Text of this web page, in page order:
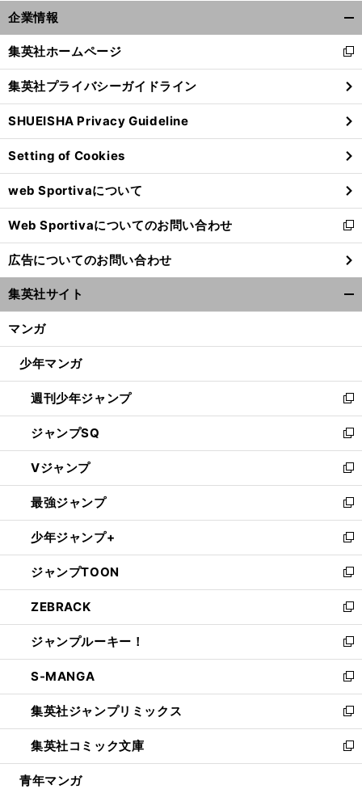
企業情報
閉
る
集英社ホームページ
新
し
い
ウ
ィ
ン
ド
ウ
で
開
く
集英社プライバシーガイドライン
SHUEISHA Privacy Guideline
Setting of Cookies
web Sportivaについて
Web Sportivaについてのお問い合わせ
新
し
い
ウ
ィ
ン
ウ
開
く
広告についてのお問い合わせ
集英社サイト
マンガ
少年マンガ
週刊少年ジャンプ
新
し
い
ウ
ィ
ン
ド
ウ
で
開
く
ジャンプSQ
新
し
い
ウ
ィ
ン
ド
ウ
で
開
く
Vジャンプ
新
し
い
ウ
ィ
ン
ド
ウ
で
開
く
最強ジャンプ
新
し
い
ウ
ィ
ン
ド
ウ
で
開
く
少年ジャンプ+
新
し
い
ウ
ィ
ン
ド
ウ
で
開
く
ジャンプTOON
新
し
い
ウ
ィ
ン
ド
ウ
で
開
く
ZEBRACK
新
し
い
ウ
ィ
ン
ド
ウ
で
開
ジャンプルーキー！
新
し
い
ウ
ィ
ン
ド
ウ
S-MANGA
新
し
い
ウ
ィ
ン
集英社ジャンプリミックス
新
し
い
ウ
集英社コミック文庫
新
し
青年マンガ